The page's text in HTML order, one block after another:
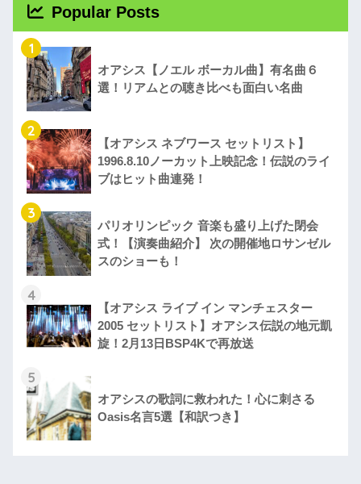
Popular Posts
1
オアシス【ノエル ボーカル曲】有名曲６
選！リアムとの聴き比べも面白い名曲
2
【オアシス ネブワース セットリスト】
1996.8.10ノーカット上映記念！伝説のライ
ブはヒット曲連発！
3
パリオリンピック 音楽も盛り上げた閉会
式！【演奏曲紹介】 次の開催地ロサンゼル
スのショーも！
4
【オアシス ライブ イン マンチェスター
2005 セットリスト】オアシス伝説の地元凱
旋！2月13日BSP4Kで再放送
5
オアシスの歌詞に救われた！心に刺さる
Oasis名言5選【和訳つき】